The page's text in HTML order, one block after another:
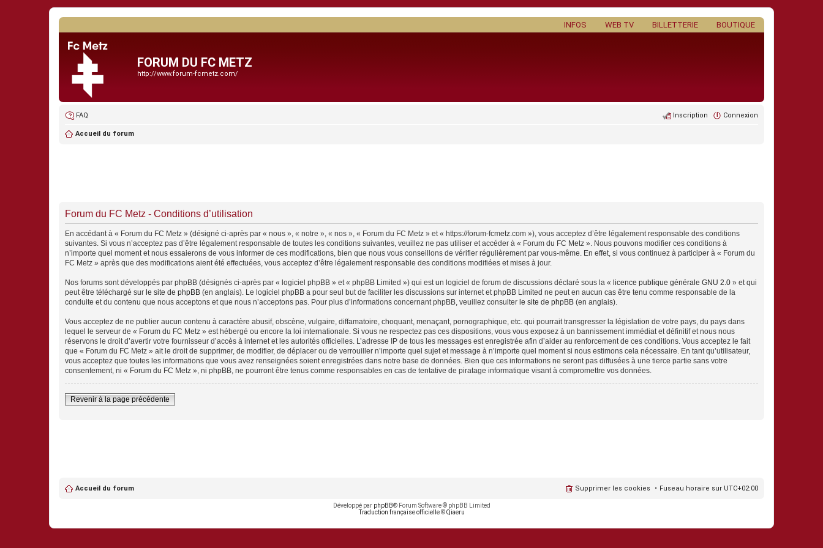
BOUTIQUE
BILLETTERIE
WEB TV
INFOS
FORUM DU FC METZ
http://www.forum-fcmetz.com/
FAQ Connexion
Inscription
Accueil du forum
Forum du FC Metz - Conditions d’utilisation
En accédant à « Forum du FC Metz » (désigné ci-après par « nous », « notre », « nos », « Forum du FC Metz » et « https://forum-fcmetz.com »), vous acceptez d’être légalement responsable des conditions
suivantes. Si vous n’acceptez pas d’être légalement responsable de toutes les conditions suivantes, veuillez ne pas utiliser et accéder à « Forum du FC Metz ». Nous pouvons modifier ces conditions à
n’importe quel moment et nous essaierons de vous informer de ces modifications, bien que nous vous conseillons de vérifier régulièrement par vous-même. En effet, si vous continuez à participer à « Forum du
FC Metz » après que des modifications aient été effectuées, vous acceptez d’être légalement responsable des conditions modifiées et mises à jour.
Nos forums sont développés par phpBB (désignés ci-après par « logiciel phpBB » et « phpBB Limited ») qui est un logiciel de forum de discussions déclaré sous la « licence publique générale GNU 2.0 » et qui
peut être téléchargé sur le site de phpBB (en anglais). Le logiciel phpBB a pour seul but de faciliter les discussions sur internet et phpBB Limited ne peut en aucun cas être tenu comme responsable de la
conduite et du contenu que nous acceptons et que nous n’acceptons pas. Pour plus d’informations concernant phpBB, veuillez consulter le site de phpBB (en anglais).
Vous acceptez de ne publier aucun contenu à caractère abusif, obscène, vulgaire, diffamatoire, choquant, menaçant, pornographique, etc. qui pourrait transgresser la législation de votre pays, du pays dans
lequel le serveur de « Forum du FC Metz » est hébergé ou encore la loi internationale. Si vous ne respectez pas ces dispositions, vous vous exposez à un bannissement immédiat et définitif et nous nous
réservons le droit d’avertir votre fournisseur d’accès à internet et les autorités officielles. L’adresse IP de tous les messages est enregistrée afin d’aider au renforcement de ces conditions. Vous acceptez le fait
que « Forum du FC Metz » ait le droit de supprimer, de modifier, de déplacer ou de verrouiller n’importe quel sujet et message à n’importe quel moment si nous estimons cela nécessaire. En tant qu’utilisateur,
vous acceptez que toutes les informations que vous avez renseignées soient enregistrées dans notre base de données. Bien que ces informations ne seront pas diffusées à une tierce partie sans votre
consentement, ni « Forum du FC Metz », ni phpBB, ne pourront être tenus comme responsables en cas de tentative de piratage informatique visant à compromettre vos données.
Revenir à la page précédente
Accueil du forum Fuseau horaire sur UTC+02:00
Supprimer les cookies
Développé par phpBB® Forum Software © phpBB Limited
Traduction française officielle©Qiaeru